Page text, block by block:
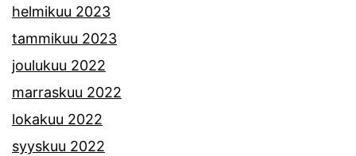
helmikuu 2023
tammikuu 2023
joulukuu 2022
marraskuu 2022
lokakuu 2022
syyskuu 2022